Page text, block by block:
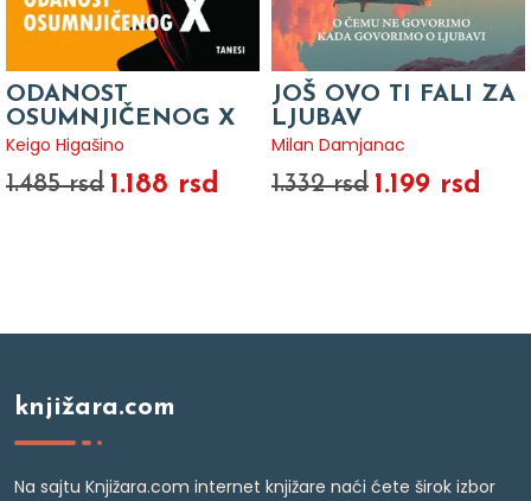
ODANOST
OSUMNJIČENOG X
Keigo Higašino
1.485 rsd 1.188 rsd
JOŠ OVO TI FALI ZA
LJUBAV
Milan Damjanac
1.332 rsd 1.199 rsd
knjižara.com
Na sajtu Knjižara.com internet knjižare naći ćete širok izbor